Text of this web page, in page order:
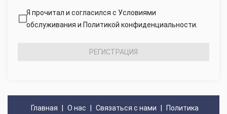
Я прочитал и согласился с Условиями
обслуживания и Политикой конфиденциальности.
РЕГИСТРАЦИЯ
Главная О нас Связаться с нами
Политика